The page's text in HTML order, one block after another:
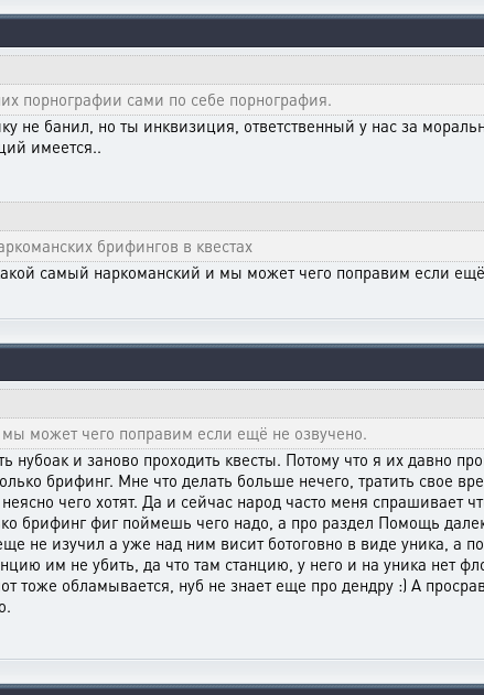
порнографии сами по себе порнография.
не банил, но ты инквизиция, ответственный у нас за
имеется..
брифингов в квестах
самый наркоманский и мы может чего поправим если
может чего поправим если ещё не озвучено.
нубоак и заново проходить квесты. Потому что я их давно
брифинг. Мне что делать больше нечего, тратить свое
чего хотят. Да и сейчас народ часто меня спрашивает
брифинг фиг поймешь чего надо, а про раздел Помощь
не изучил а уже над ним висит ботоговно в виде уника, а
им не убить, да что там станцию, у него и на уника нет
тоже обламывается, нуб не знает еще про дендру :) А